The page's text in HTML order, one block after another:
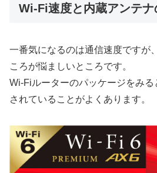
Wi-Fi速度と内蔵アンテナ
一番気になるのは通信速度ですが
ころが悩ましいところです。
Wi-Fiルーターのパッケージをみ
されていることがよくあります。